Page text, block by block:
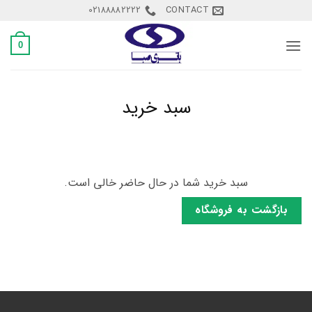
content
CONTACT
02188882222
0
سبد خرید
سبد خرید شما در حال حاضر خالی است.
بازگشت به فروشگاه